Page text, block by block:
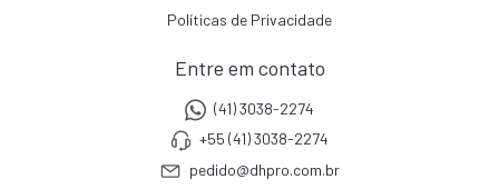
Políticas de Privacidade
Entre em contato
(41) 3038-2274
+55 (41) 3038-2274
pedido@dhpro.com.br